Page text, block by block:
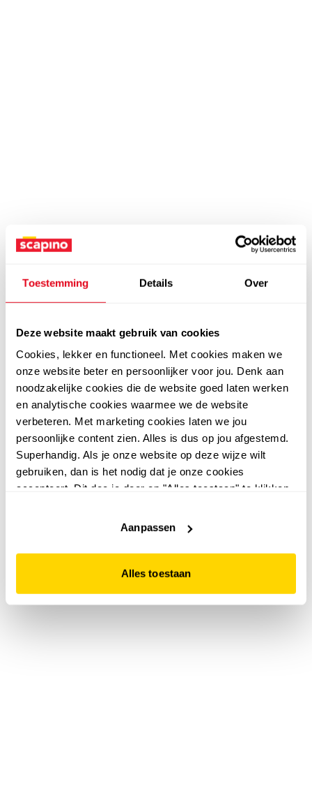
Toestemming Details Over
Deze website maakt gebruik van cookies
Cookies, lekker en functioneel. Met cookies maken we
onze website beter en persoonlijker voor jou. Denk aan
noodzakelijke cookies die de website goed laten werken
en analytische cookies waarmee we de website
verbeteren. Met marketing cookies laten we jou
persoonlijke content zien. Alles is dus op jou afgestemd.
Superhandig. Als je onze website op deze wijze wilt
gebruiken, dan is het nodig dat je onze cookies
accepteert. Dit doe je door op "Alles toestaan" te klikken.
website niet optimaal functioneert.
Aanpassen
Alles toestaan